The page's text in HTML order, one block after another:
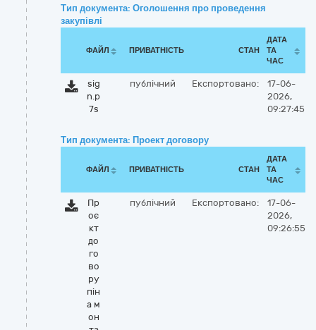
Тип документа: Оголошення про проведення
закупівлі
ФАЙЛ ПРИВАТНІСТЬ СТАН
ДАТА
ТА
ЧАС
sig
n.p
7s
публічний Експортовано:
17-06-
2026,
09:27:45
Тип документа: Проект договору
ФАЙЛ ПРИВАТНІСТЬ СТАН
ДАТА
ТА
ЧАС
Пр
оє
кт
до
го
во
ру
пін
а м
он
публічний Експортовано:
17-06-
2026,
09:26:55